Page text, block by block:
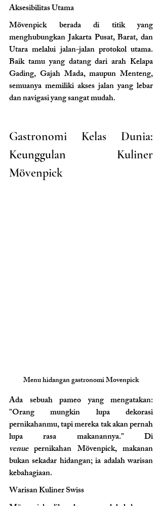
Aksesibilitas Utama
Mövenpick berada di titik yang
menghubungkan Jakarta Pusat, Barat, dan
Utara melalui jalan-jalan protokol utama.
Baik tamu yang datang dari arah Kelapa
Gading, Gajah Mada, maupun Menteng,
semuanya memiliki akses jalan yang lebar
dan navigasi yang sangat mudah.
Gastronomi Kelas Dunia:
Keunggulan Kuliner
Mövenpick
Menu hidangan gastronomi Movenpick
Ada sebuah pameo yang mengatakan:
"Orang mungkin lupa dekorasi
pernikahanmu, tapi mereka tak akan pernah
lupa rasa makanannya." Di
venue pernikahan Mövenpick, makanan
bukan sekadar hidangan; ia adalah warisan
kebahagiaan.
Warisan Kuliner Swiss